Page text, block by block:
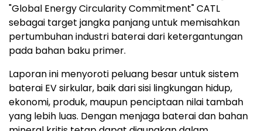
"Global Energy Circularity Commitment" CATL
sebagai target jangka panjang untuk memisahkan
pertumbuhan industri baterai dari ketergantungan
pada bahan baku primer.
Laporan ini menyoroti peluang besar untuk sistem
baterai EV sirkular, baik dari sisi lingkungan hidup,
ekonomi, produk, maupun penciptaan nilai tambah
yang lebih luas. Dengan menjaga baterai dan bahan